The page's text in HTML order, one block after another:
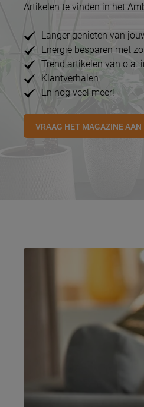
Artikelen te vinden in het
Langer genieten van
Energie besparen met
Trend artikelen van o.a.
Klantverhalen
En nog veel meer!
VRAAG HET MAGAZINE AAN